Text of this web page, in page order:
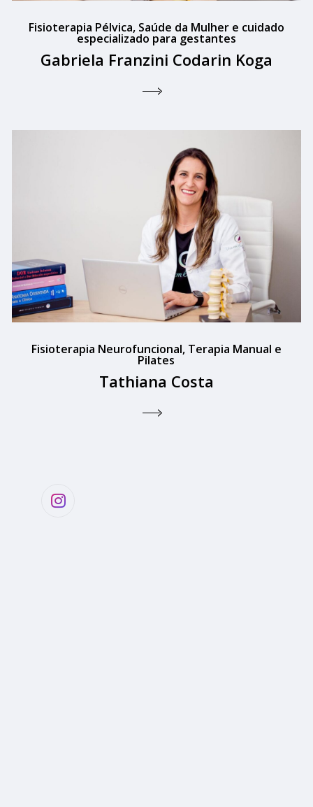
Fisioterapia Pélvica, Saúde da Mulher e cuidado
especializado para gestantes
Gabriela Franzini Codarin Koga
Fisioterapia Neurofuncional, Terapia Manual e
Pilates
Tathiana Costa